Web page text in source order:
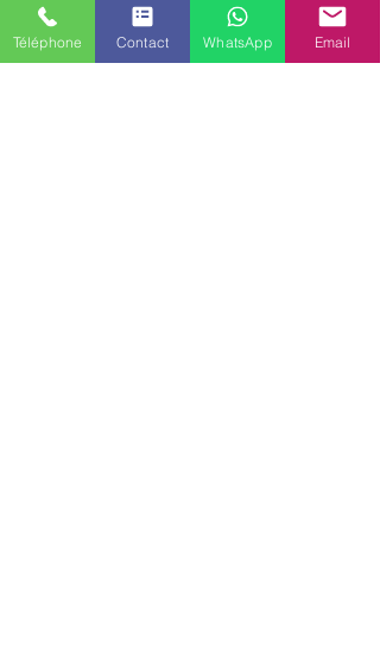
Téléphone Contact WhatsApp Email